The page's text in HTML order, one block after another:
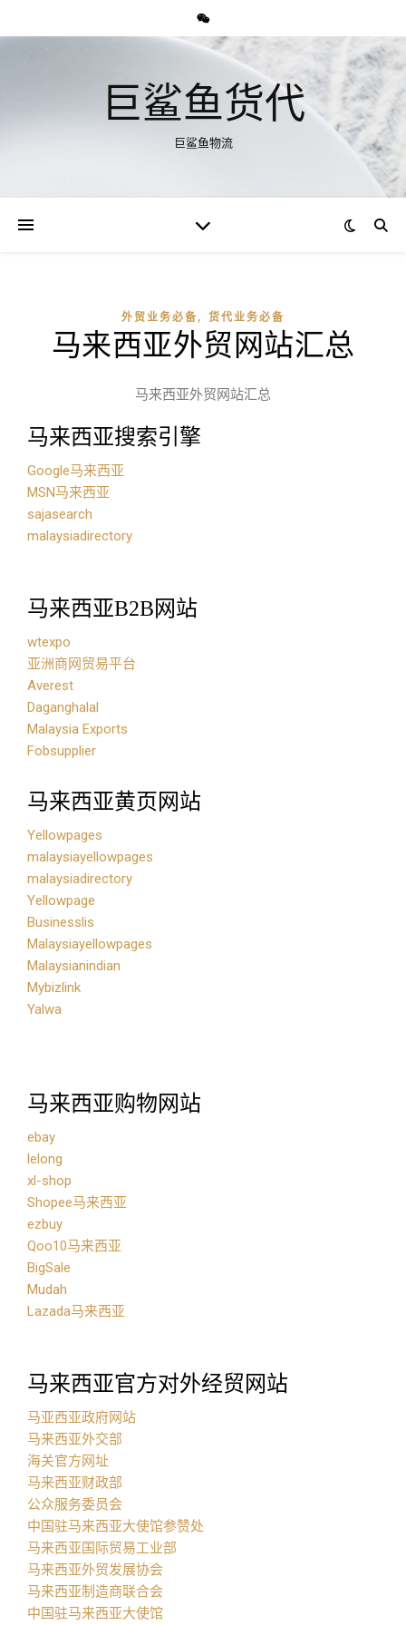
巨鲨鱼货代
巨鲨鱼物流
外贸业务必备, 货代业务必备
马来西亚外贸网站汇总
马来西亚外贸网站汇总
马来西亚搜索引擎
Google马来西亚
MSN马来西亚
sajasearch
malaysiadirectory
马来西亚B2B网站
wtexpo
亚洲商网贸易平台
Averest
Daganghalal
Malaysia Exports
Fobsupplier
马来西亚黄页网站
Yellowpages
malaysiayellowpages
malaysiadirectory
Yellowpage
Businesslis
Malaysiayellowpages
Malaysianindian
Mybizlink
Yalwa
马来西亚购物网站
ebay
lelong
xl-shop
Shopee马来西亚
ezbuy
Qoo10马来西亚
BigSale
Mudah
Lazada马来西亚
马来西亚官方对外经贸网站
马亚西亚政府网站
马来西亚外交部
海关官方网址
马来西亚财政部
公众服务委员会
中国驻马来西亚大使馆参赞处
马来西亚国际贸易工业部
马来西亚外贸发展协会
马来西亚制造商联合会
中国驻马来西亚大使馆